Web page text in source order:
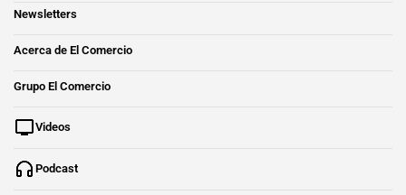
Newsletters
Acerca de El Comercio
Grupo El Comercio
Videos
Podcast